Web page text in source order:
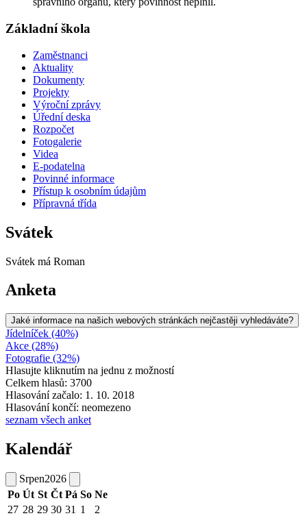
Základní škola
Zaměstnanci
Aktuality
Dokumenty
Projekty
Výroční zprávy
Úřední deska
Rozpočet
Fotogalerie
Videa
E-podatelna
Povinné informace
Přístup k osobním údajům
Přípravná třída
Svátek
Svátek má Roman
Anketa
Jaké informace na našich webových stránkách nejčastěji vyhledáváte?
Jídelníček (40%)
Akce (28%)
Fotografie (32%)
Hlasujte kliknutím na jednu z možností
Celkem hlasů: 3700
Hlasování začalo: 1. 10. 2018
Hlasování končí: neomezeno
seznam všech anket
Kalendář
Srpen2026
Po Út St Čt Pá So Ne
27 28 29 30 31 1
2